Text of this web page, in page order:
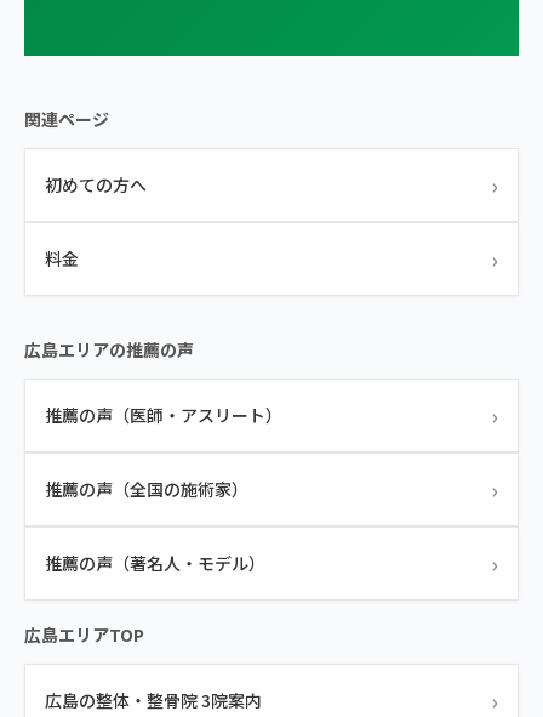
関連ページ
初めての方へ ›
料金 ›
広島エリアの推薦の声
推薦の声（医師・アスリート） ›
推薦の声（全国の施術家） ›
推薦の声（著名人・モデル） ›
広島エリアTOP
広島の整体・整骨院 3院案内 ›